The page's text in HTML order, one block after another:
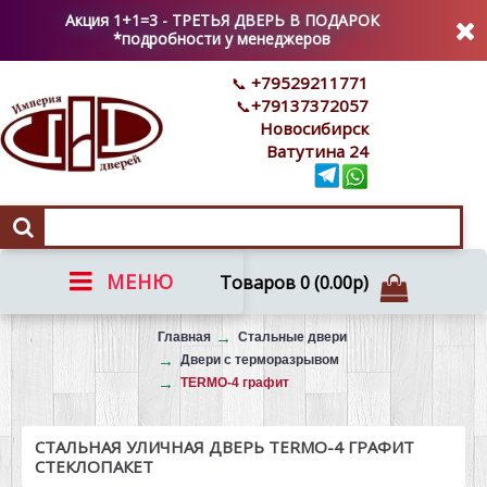
Акция 1+1=3 - ТРЕТЬЯ ДВЕРЬ В ПОДАРОК
*подробности у менеджеров
Товаров 0 (0.00р)
+79529211771
+79137372057
Новосибирск
Ватутина 24
МЕНЮ
Вызов на замер Главная
Стальные двери
Двери с терморазрывом
TERMO-4 графит
СТАЛЬНАЯ УЛИЧНАЯ ДВЕРЬ TERMO-4 ГРАФИТ
СТЕКЛОПАКЕТ